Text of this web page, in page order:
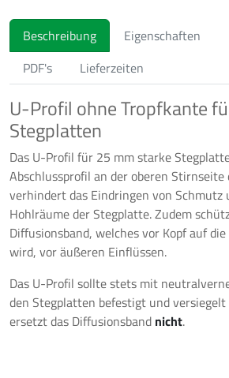
Beschreibung Eigenschaften
PDF's
Lieferzeiten
U-Profil ohne Tropfkante
Stegplatten
Das U-Profil für 25 mm starke
Abschlussprofil an der oberen
verhindert das Eindringen von Schmutz
Hohlräume der Stegplatte. Zudem
Diffusionsband, welches vor Kopf auf
wird, vor äußeren Einflüssen.
Das U-Profil sollte stets mit
den Stegplatten befestigt und
ersetzt das Diffusionsband nicht.